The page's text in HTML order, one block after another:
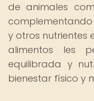
de animales
y otros nutrientes
alimentos les
equilibrada y
bienestar físico y